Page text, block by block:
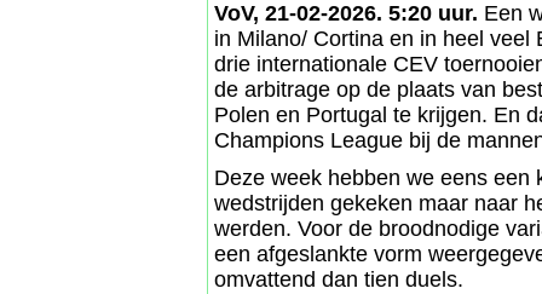
VoV, 21-02-2026. 5:20 uur. Een
in Milano/ Cortina en in heel
drie internationale CEV
de arbitrage op de plaats van
Polen en Portugal te krijgen. En
Champions League bij de
Deze week hebben we eens
wedstrijden gekeken maar naar
werden. Voor de broodnodige
een afgeslankte vorm
omvattend dan tien duels.